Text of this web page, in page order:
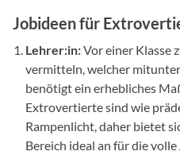
Jobideen für
Lehrer:in:Vor einer Klasse
vermitteln, welcher
benötigt ein erhebliches
Extrovertierte sind wie
Rampenlicht, daher bietet
Bereich ideal an für die